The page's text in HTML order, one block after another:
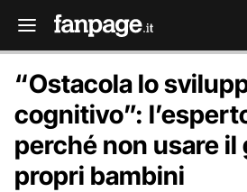
“Ostacola lo
cognitivo”:
perché non usare il
propri bambini